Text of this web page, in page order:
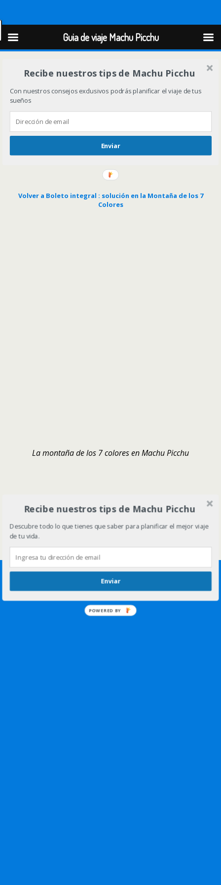
Guia de viaje Machu Picchu
Recibe nuestros tips de Machu Picchu
Con nuestros consejos exclusivos podrás planificar el viaje de tus
sueños
Enviar
Volver a Boleto integral : solución en la Montaña de los 7
Colores
La montaña de los 7 colores en Machu Picchu
Volver arriba
Móvil Escritorio
Guia de viaje Machu Picchu
Recibe nuestros tips de Machu Picchu
Descubre todo lo que tienes que saber para planificar el mejor viaje
de tu vida.
Enviar
POWERED BY